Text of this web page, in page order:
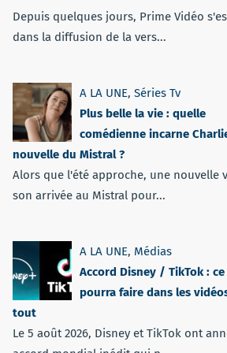
Depuis quelques jours, Prime Vidéo
dans la diffusion de la vers...
A LA UNE, Séries Tv
Plus belle la vie : quelle
comédienne incarne
nouvelle du Mistral ?
Alors que l'été approche, une nouvelle
son arrivée au Mistral pour...
A LA UNE, Médias
Accord Disney / TikTok : ce
pourra faire dans les
tout
Le 5 août 2026, Disney et TikTok ont